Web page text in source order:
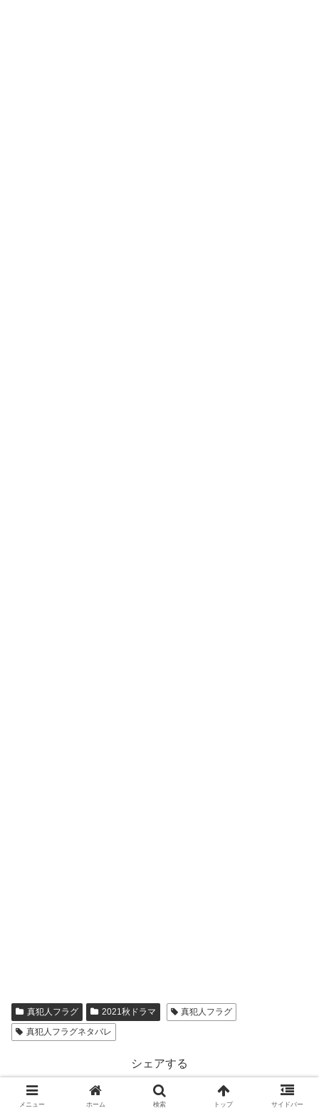
真犯人フラグ 2021秋ドラマ
真犯人フラグ
真犯人フラグネタバレ
シェアする
Facebook
メニュー ホーム 検索 トップ サイドバー